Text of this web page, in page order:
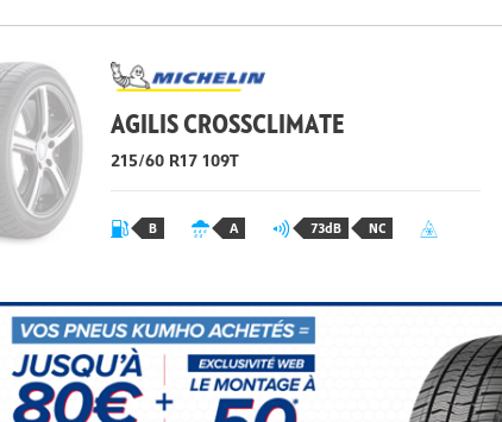
AGILIS CROSSCLIMATE
215/60 R17 109T
B A 73dB NC